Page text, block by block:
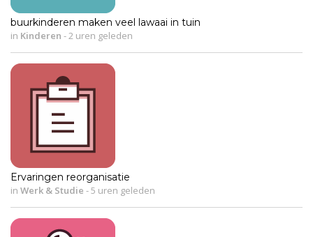
buurkinderen maken veel lawaai in tuin
in Kinderen - 2 uren geleden
Ervaringen reorganisatie
in Werk & Studie -5 uren geleden